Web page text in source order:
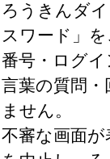
ろうきんダ
スワード」
番号・ログ
言葉の質問
ません。
不審な画面